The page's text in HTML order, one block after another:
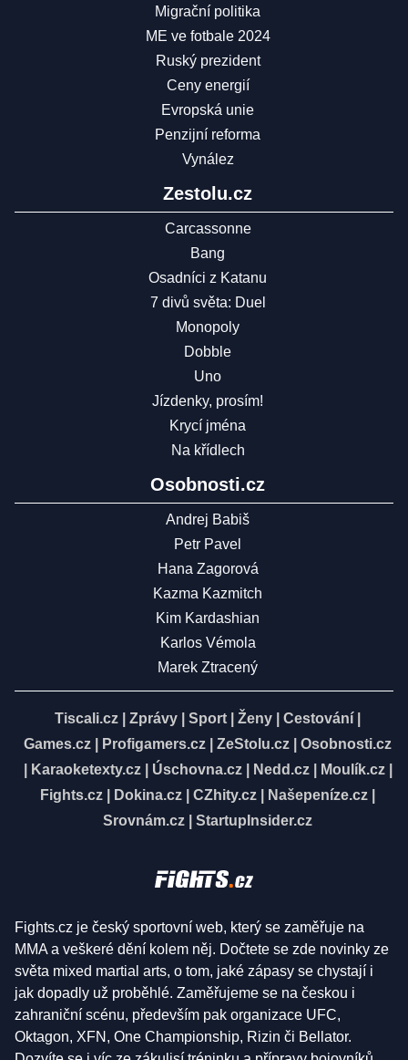
Migrační politika
ME ve fotbale 2024
Ruský prezident
Ceny energií
Evropská unie
Penzijní reforma
Vynález
Zestolu.cz
Carcassonne
Bang
Osadníci z Katanu
7 divů světa: Duel
Monopoly
Dobble
Uno
Jízdenky, prosím!
Krycí jména
Na křídlech
Osobnosti.cz
Andrej Babiš
Petr Pavel
Hana Zagorová
Kazma Kazmitch
Kim Kardashian
Karlos Vémola
Marek Ztracený
Tiscali.cz Zprávy Sport Ženy Cestování
Games.cz
Profigamers.cz ZeStolu.cz
Osobnosti.cz
Karaoketexty.cz| Úschovna.cz| Nedd.cz| Moulík.cz|
Fights.cz
Dokina.cz CZhity.cz Našepeníze.cz
Srovnám.cz
StartupInsider.cz
Fights.cz je český sportovní web, který se zaměřuje na
MMA a veškeré dění kolem něj. Dočtete se zde novinky ze
světa mixed martial arts, o tom, jaké zápasy se chystají i
jak dopadly už proběhlé. Zaměřujeme se na českou i
zahraniční scénu, především pak organizace UFC,
Oktagon, XFN, One Championship, Rizin či Bellator.